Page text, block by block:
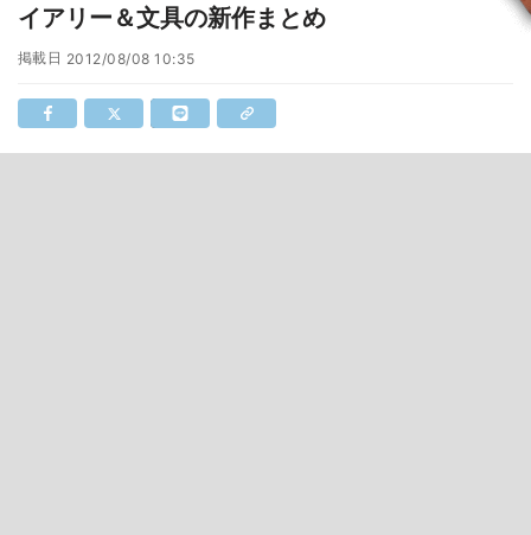
イアリー＆文具の新作まとめ
掲載日 2012/08/08 10:35